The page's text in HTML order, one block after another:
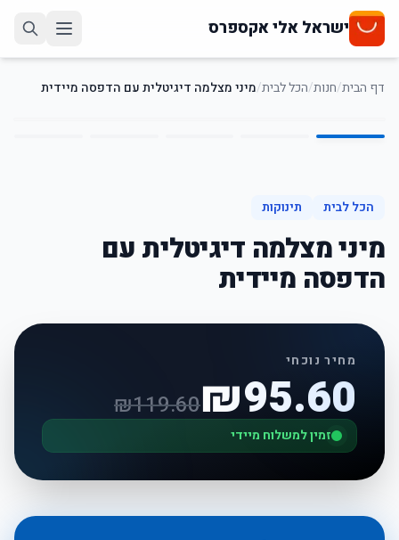
ישראל אלי אקספרס
דף הבית/חנות/הכל לבית/מיני מצלמה דיגיטלית עם הדפסה מיידית
1
/
הכל לבית תינוקות
מיני מצלמה דיגיטלית עם
הדפסה מיידית
מחיר נוכחי
₪95.60
₪119.60
זמין למשלוח מיידי